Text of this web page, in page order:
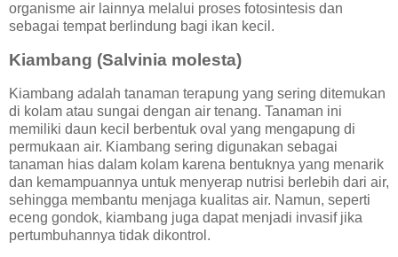
organisme air lainnya melalui proses fotosintesis dan
sebagai tempat berlindung bagi ikan kecil.
Kiambang (Salvinia molesta)
Kiambang adalah tanaman terapung yang sering ditemukan
di kolam atau sungai dengan air tenang. Tanaman ini
memiliki daun kecil berbentuk oval yang mengapung di
permukaan air. Kiambang sering digunakan sebagai
tanaman hias dalam kolam karena bentuknya yang menarik
dan kemampuannya untuk menyerap nutrisi berlebih dari air,
sehingga membantu menjaga kualitas air. Namun, seperti
eceng gondok, kiambang juga dapat menjadi invasif jika
pertumbuhannya tidak dikontrol.